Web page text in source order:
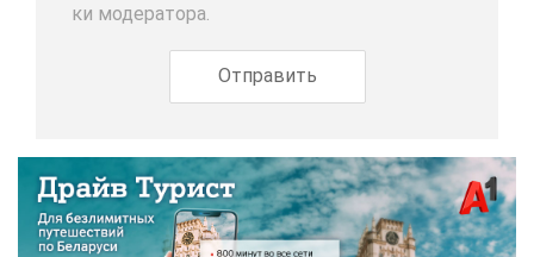
ки мо­де­ра­то­ра.